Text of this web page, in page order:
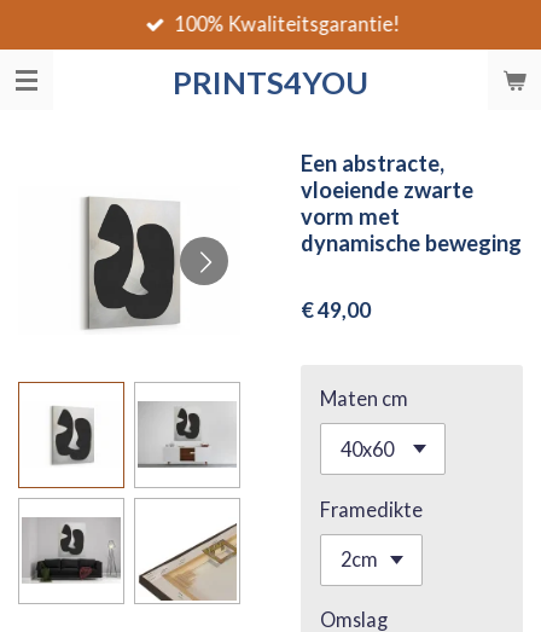
direct
naar
PRINTS4YOU
100% Kwaliteitsgarantie!
Een abstracte,
vloeiende zwarte
vorm met
dynamische beweging
€ 49,00
Maten cm
Framedikte
Omslag